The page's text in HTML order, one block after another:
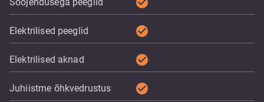
Elektrilised peeglid check_circle
Elektrilised aknad check_circle
Juhiistme õhkvedrustus check_circle